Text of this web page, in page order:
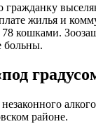
гражданку
жилья и
78 кошками.
больны.
районе.